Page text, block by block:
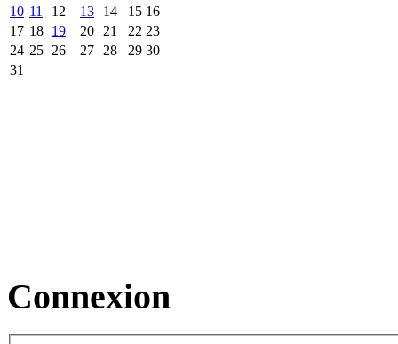
10 11 12 13 14 15 16
17 18 19 20 21 22 23
24 25 26 27 28 29 30
31
Connexion